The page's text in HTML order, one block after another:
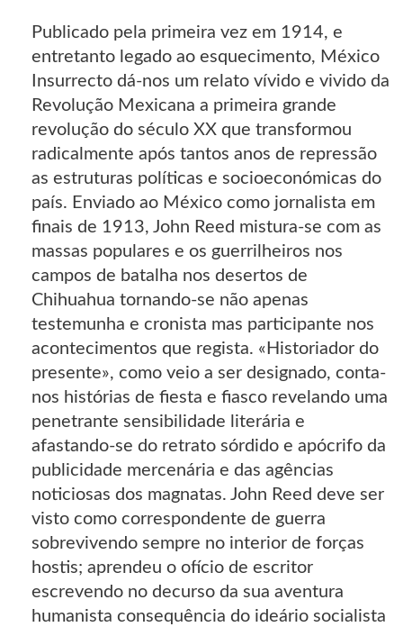
Publicado pela primeira vez em 1914, e
entretanto legado ao esquecimento, México
Insurrecto dá-nos um relato vívido e vivido da
Revolução Mexicana a primeira grande
revolução do século XX que transformou
radicalmente após tantos anos de repressão
as estruturas políticas e socioeconómicas do
país. Enviado ao México como jornalista em
finais de 1913, John Reed mistura-se com as
massas populares e os guerrilheiros nos
campos de batalha nos desertos de
Chihuahua tornando-se não apenas
testemunha e cronista mas participante nos
acontecimentos que regista. «Historiador do
presente», como veio a ser designado, conta-
nos histórias de fiesta e fiasco revelando uma
penetrante sensibilidade literária e
afastando-se do retrato sórdido e apócrifo da
publicidade mercenária e das agências
noticiosas dos magnatas. John Reed deve ser
visto como correspondente de guerra
sobrevivendo sempre no interior de forças
hostis; aprendeu o ofício de escritor
escrevendo no decurso da sua aventura
humanista consequência do ideário socialista